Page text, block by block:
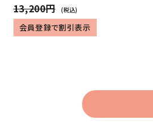
13,200円 (税込)
会員登録で割引表示